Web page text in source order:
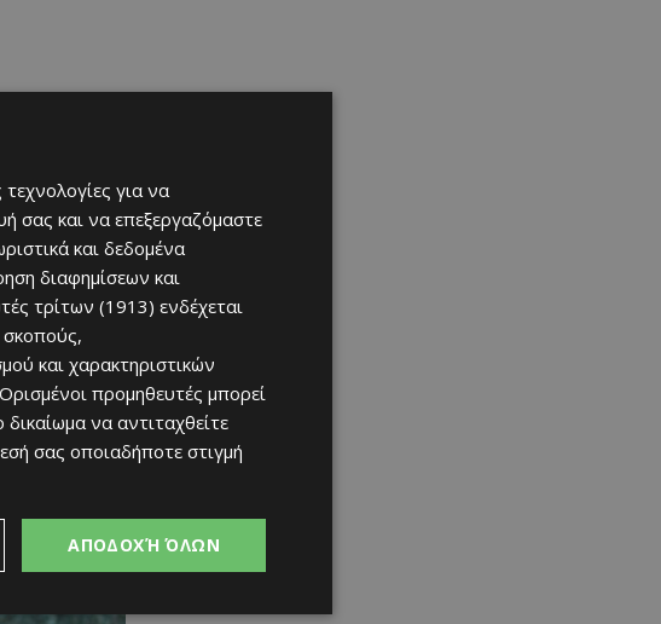
. Φαντάζει
εκτός από
για να
σας και να επεξεργαζόμαστε
και δεδομένα
διαφημίσεων και
τρίτων (1913) ενδέχεται
σκοπούς,
και χαρακτηριστικών
προμηθευτές μπορεί
να αντιταχθείτε
σας οποιαδήποτε στιγμή
ΑΠΟΔΟΧΉ ΌΛΩΝ